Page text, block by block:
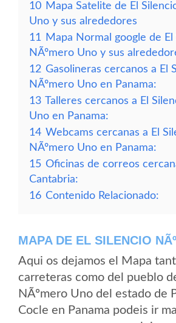
10 Mapa Satelite de El
Uno y sus alrededores
11
Mapa Normal google de El
NÃºmero Uno y sus
12 Gasolineras cercanos a El
NÃºmero Uno en Panama:
13 Talleres cercanos a El
Uno en Panama:
14 Webcams cercanas a El
NÃºmero Uno en Panama:
15 Oficinas de correos
Cantabria:
16 Contenido Relacionado:
MAPA DE EL SILENCIO
Aqui os dejamos el Mapa
carreteras como del pueblo
NÃºmero Uno del estado de
Cocle en Panama podeis ir